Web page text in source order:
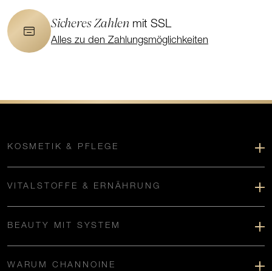
Sicheres Zahlen mit SSL
Alles zu den Zahlungsmöglichkeiten
KOSMETIK & PFLEGE
VITALSTOFFE & ERNÄHRUNG
BEAUTY MIT SYSTEM
WARUM CHANNOINE